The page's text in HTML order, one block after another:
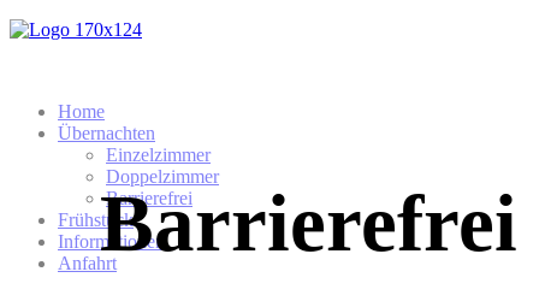
Home
Übernachten
Einzelzimmer
Doppelzimmer
Barrierefrei
Frühstück
Informationen
AnfahrtBarrierefrei